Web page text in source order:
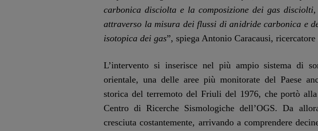
carbonica disciolta e la composizione dei gas
attraverso la misura dei flussi di anidride carbonica e
isotopica dei gas”, spiega Antonio Caracausi, ricercatore
L’intervento si inserisce nel più ampio sistema di
orientale, una delle aree più monitorate del Paese
storica del terremoto del Friuli del 1976, che portò
Centro di Ricerche Sismologiche dell’OGS. Da
cresciuta costantemente, arrivando a comprendere